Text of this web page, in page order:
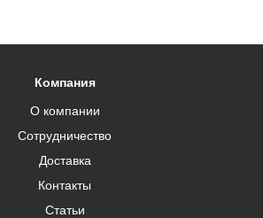
Компания
О компании
Сотрудничество
Доставка
Контакты
Статьи